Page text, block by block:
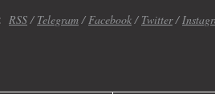
RSS/ Telegram/Facebook/ Twitter/